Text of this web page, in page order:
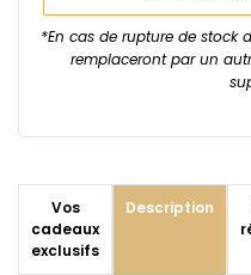
*En cas de rupture de stock
remplaceront par un
Vos
cadeaux
exclusifs
Description